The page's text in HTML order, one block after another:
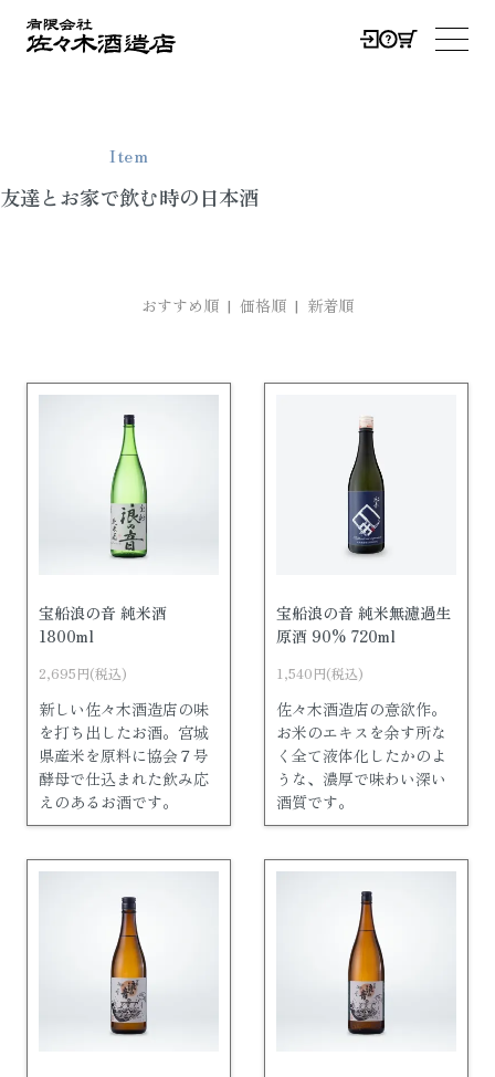
メニ
Item
友達とお家で飲む時の日本酒
おすすめ順 | 価格順 | 新着順
宝船浪の音 純米酒
1800ml
2,695円(税込)
新しい佐々木酒造店の味
を打ち出したお酒。宮城
県産米を原料に協会７号
酵母で仕込まれた飲み応
えのあるお酒です。
宝船浪の音 純米無濾過生
原酒 90% 720ml
1,540円(税込)
佐々木酒造店の意欲作。
お米のエキスを余す所な
く全て液体化したかのよ
うな、濃厚で味わい深い
酒質です。